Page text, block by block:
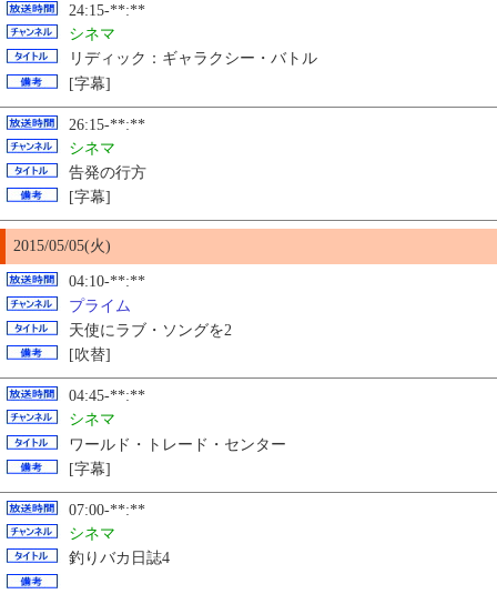
24:15-**:**
シネマ
リディック：ギャラクシー・バトル
[字幕]
26:15-**:**
シネマ
告発の行方
[字幕]
2015/05/05(火)
04:10-**:**
プライム
天使にラブ・ソングを2
[吹替]
04:45-**:**
シネマ
ワールド・トレード・センター
[字幕]
07:00-**:**
シネマ
釣りバカ日誌4